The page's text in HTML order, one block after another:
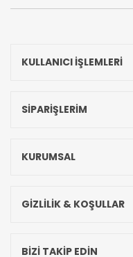
KULLANICI İŞLEMLERİ
SİPARİŞLERİM
KURUMSAL
GİZLİLİK & KOŞULLAR
BİZİ TAKİP EDİN